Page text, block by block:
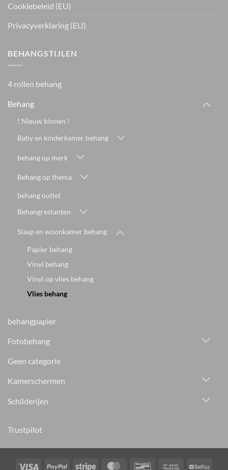
Cookiebeleid (EU)
Privacyverklaring (EU)
BEHANGSTIJLEN
4 rollen behang
Behang
! Nieuw binnen !
Baby en kinderkamer behang
behang op merk
Behang op thema
behang outlet
Behangrestanten
Slaap en woonkamer behang
Papier behang
Vinyl behang
Vinyl op vlies behang
Vlies behang
behangpapier
Fotobehang
Geen categorie
Kamerschermen
Schilderijen
Trustpilot
Visa PayPal Stripe MasterCardBancontactBank